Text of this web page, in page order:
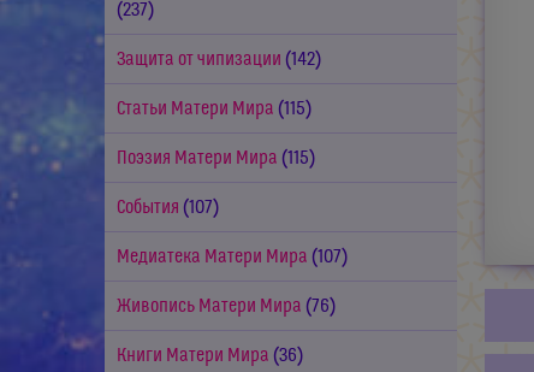
(237)
Защита от чипизации (142)
Статьи Матери Мира (115)
Поэзия Матери Мира (115)
События (107)
Медиатека Матери Мира (107)
Живопись Матери Мира (76)
Книги Матери Мира (36)